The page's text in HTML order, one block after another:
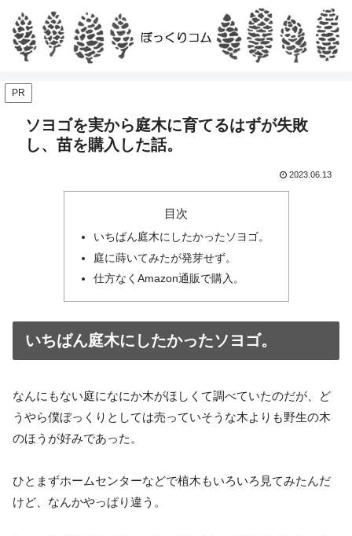
PR
ソヨゴを実から庭木に育てるはずが失敗
し、苗を購入した話。
2023.06.13
目次
いちばん庭木にしたかったソヨゴ。
庭に蒔いてみたが発芽せず。
仕方なくAmazon通販で購入。
いちばん庭木にしたかったソヨゴ。
なんにもない庭になにか木がほしくて調べていたのだが、ど
うやら僕ぼっくりとしては売っていそうな木よりも野生の木
のほうが好みであった。
ひとまずホームセンターなどで植木もいろいろ見てみたんだ
けど、なんかやっぱり違う。